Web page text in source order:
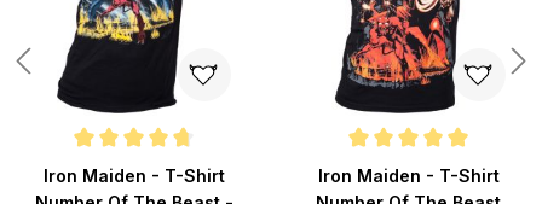
Durchschnittliche Bewertung von 4.8 von 5 Sternen
Iron Maiden - T-Shirt
Durchschnittliche Bewertung
Iron Maiden - T-Shirt